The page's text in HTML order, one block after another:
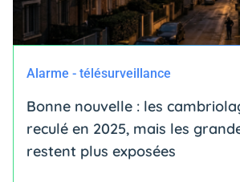
Alarme - télésurveillance
Bonne nouvelle : les
reculé en 2025, mais les
restent plus exposées